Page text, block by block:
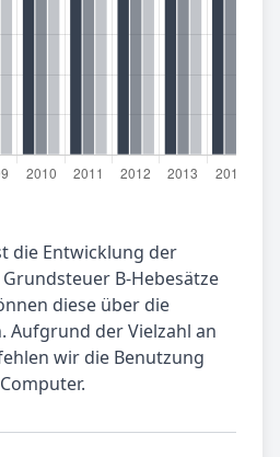
die Entwicklung der
B-Hebesätze
diese über die
Aufgrund der Vielzahl an
wir die Benutzung